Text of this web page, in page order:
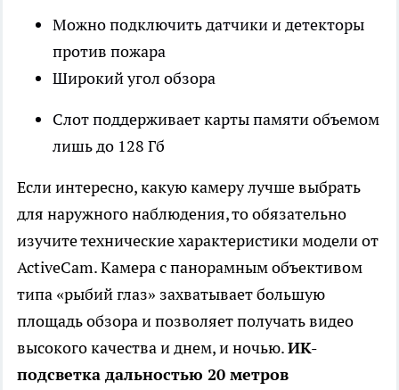
Можно подключить датчики и детекторы
против пожара
Широкий угол обзора
Слот поддерживает карты памяти объемом
лишь до 128 Гб
Если интересно, какую камеру лучше выбрать
для наружного наблюдения, то обязательно
изучите технические характеристики модели от
ActiveCam. Камера с панорамным объективом
типа «рыбий глаз» захватывает большую
площадь обзора и позволяет получать видео
высокого качества и днем, и ночью.ИК-
подсветка дальностью 20 метров